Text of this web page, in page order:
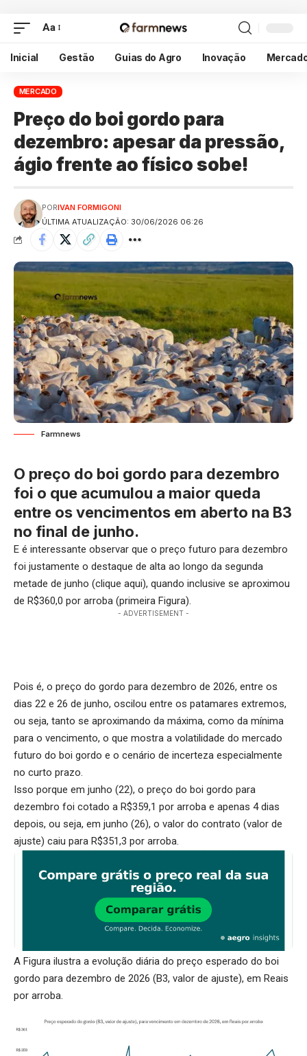
Aa
Inicial Gestão Guias do Agro Inovação
MERCADO
Preço do boi gordo para
dezembro: apesar da pressão,
ágio frente ao físico sobe!
ÚLTIMA ATUALIZAÇÃO: 30/06/2026 06:26
PORIVAN FORMIGONI
Farmnews
O preço do boi gordo para dezembro
foi o que acumulou a maior queda
entre os vencimentos em aberto na B3
no final de junho.
E é interessante observar que o preço futuro para dezembro
foi justamente o destaque de alta ao longo da segunda
metade de junho (clique aqui), quando inclusive se aproximou
de R$360,0 por arroba (primeira Figura).
- ADVERTISEMENT -
Pois é, o preço do gordo para dezembro de 2026, entre os
dias 22 e 26 de junho, oscilou entre os patamares extremos,
ou seja, tanto se aproximando da máxima, como da mínima
para o vencimento, o que mostra a volatilidade do mercado
futuro do boi gordo e o cenário de incerteza especialmente
no curto prazo.
Isso porque em junho (22), o preço do boi gordo para
dezembro foi cotado a R$359,1 por arroba e apenas 4 dias
depois, ou seja, em junho (26), o valor do contrato (valor de
ajuste) caiu para R$351,3 por arroba.
A Figura ilustra a evolução diária do preço esperado do boi
gordo para dezembro de 2026 (B3, valor de ajuste), em Reais
por arroba.